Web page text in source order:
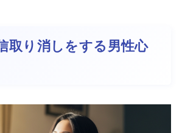
取り消しをする男性心